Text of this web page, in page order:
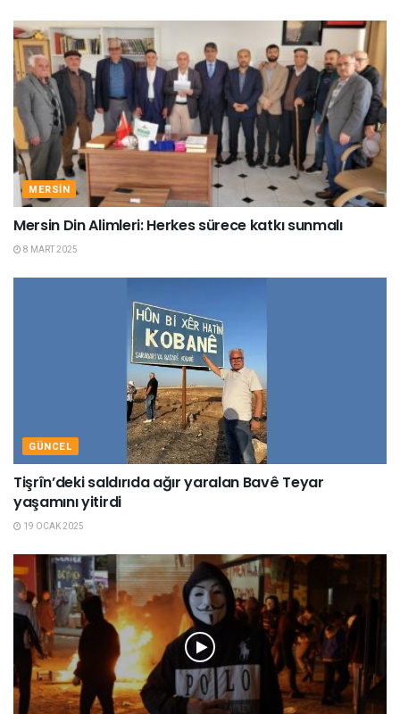
MERSIN
Mersin Din Alimleri: Herkes sürece katkı sunmalı
8 MART 2025
GÜNCEL
Tişrîn’deki saldırıda ağır yaralan Bavê Teyar
yaşamını yitirdi
19 OCAK 2025